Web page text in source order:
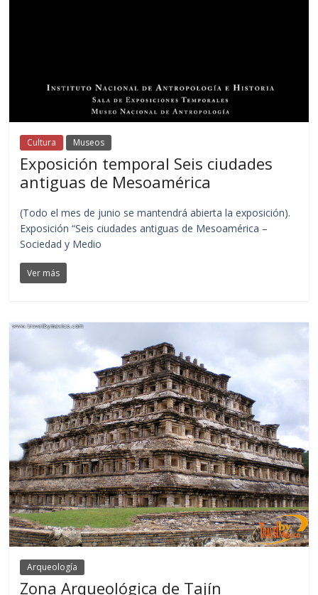
Cultura Museos
Exposición temporal Seis ciudades
antiguas de Mesoamérica
(Todo el mes de junio se mantendrá abierta la exposición).
Exposición “Seis ciudades antiguas de Mesoamérica –
Sociedad y Medio
Ver más
Arqueología
Zona Arqueológica de Tajín